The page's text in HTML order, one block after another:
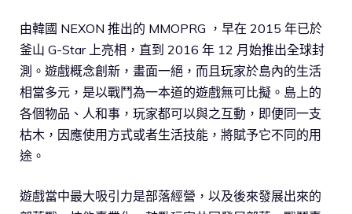
由韓國 NEXON 推出的 MMOPRG ，早在 2015 年已於
釜山 G-Star 上亮相，直到 2016 年 12 月始推出全球封
測。遊戲概念創新，畫面一絕，而且玩家於島內的生活
相當多元，是以戰鬥為一本道的遊戲無可比擬。島上的
各個物品、人和事，玩家都可以與之互動，即便同一支
枯木，因應使用方式或者生活技能，將賦予它不同的用
途。
遊戲當中最大吸引力是部落經營，以及後來發展出來的